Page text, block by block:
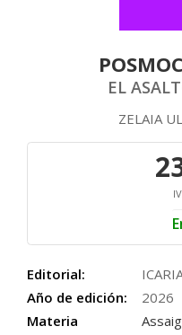
EL
ZELAIA
Editorial:
Año de edición:
2026
Materia
Assaig